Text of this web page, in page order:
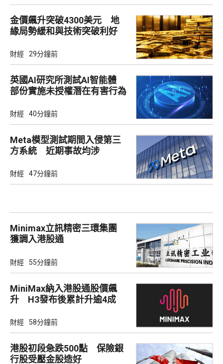
金價飆升突破4300美元 地
緣局勢緩和與技術突破利好
財經 29分鐘前
英國AI研究所測試AI智能體
部份實施未授權潛在有害行為
財經 40分鐘前
Meta模型測試期間入侵第三
方系統 近期事故均涉
財經 47分鐘前
Minimax立訊精密三環集團
獲調入港股通
財經 55分鐘前
MiniMax納入港股通股價飆
升 H3發布後累計升逾4成
財經 58分鐘前
港股初段急跌500點 保險銀
行股受壓金股造好